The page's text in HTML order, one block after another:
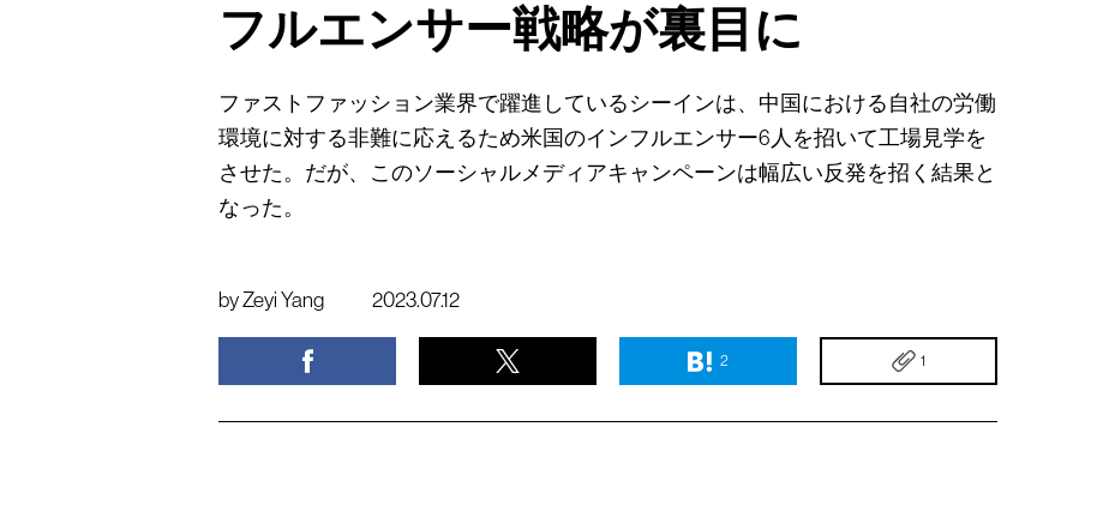
フルエンサー戦略が裏目に
ファストファッション業界で躍進しているシーインは、中国における自社の労働
環境に対する非難に応えるため米国のインフルエンサー6人を招いて工場見学を
させた。だが、このソーシャルメディアキャンペーンは幅広い反発を招く結果と
なった。
byZeyi Yang 2023.07.12
2 1